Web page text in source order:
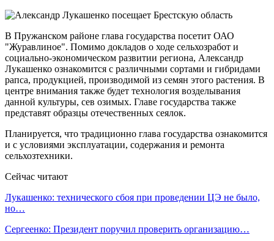
В Пружанском районе глава государства посетит ОАО
"Журавлиное". Помимо докладов о ходе сельхозработ и
социально-экономическом развитии региона, Александр
Лукашенко ознакомится с различными сортами и гибридами
рапса, продукцией, производимой из семян этого растения. В
центре внимания также будет технология возделывания
данной культуры, сев озимых. Главе государства также
представят образцы отечественных сеялок.
Планируется, что традиционно глава государства ознакомится
и с условиями эксплуатации, содержания и ремонта
сельхозтехники.
Сейчас читают
Лукашенко: технического сбоя при проведении ЦЭ не было,
но…
Сергеенко: Президент поручил проверить организацию…